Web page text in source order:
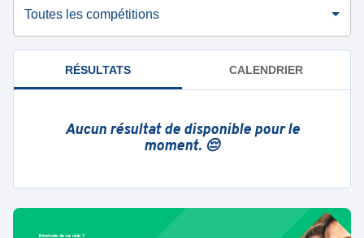
Toutes les compétitions
RÉSULTATS CALENDRIER
Aucun résultat de disponible pour le
moment. 😔
Bénévole de ce club ?